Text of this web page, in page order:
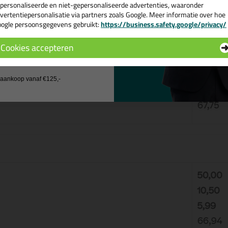
en niet-gepersonaliseerde advertenties, waaronder
via partners zoals Google. Meer informatie over hoe
persoonsgegevens gebruikt:https://business.safety.google/privacy/
Cookies accepteren
de actiecode ›
geen cadeau
vanaf €125,-